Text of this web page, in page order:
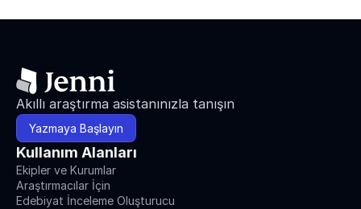
Akıllı araştırma asistanınızla tanışın
Yazmaya Başlayın
Kullanım Alanları
Ekipler ve Kurumlar
Araştırmacılar İçin
Edebiyat İnceleme Oluşturucu